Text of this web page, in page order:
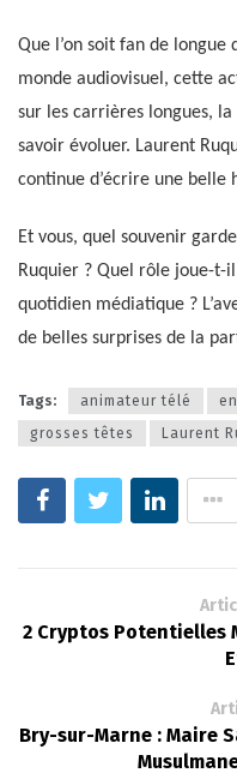
Que l’on soit fan de
monde audiovisuel, cette
sur les carrières longues,
savoir évoluer. Laurent
continue d’écrire une belle
Et vous, quel souvenir
Ruquier ? Quel rôle joue-t-
quotidien médiatique ?
de belles surprises de la
Tags: animateur télé
grosses têtes
Laurent
2 Cryptos Potentielles
Bry-sur-Marne : Maire